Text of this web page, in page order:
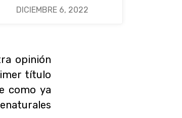
DICIEMBRE 6, 2022
opinión
título
como ya